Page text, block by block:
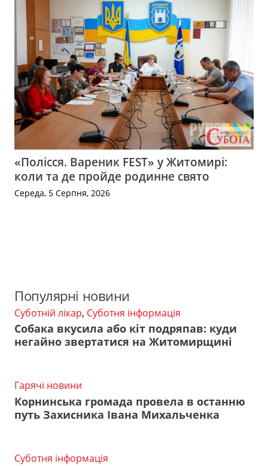
«Полісся. Вареник FEST» у Житомирі:
коли та де пройде родинне свято
Середа, 5 Серпня, 2026
Популярні новини
Суботній лікар, Суботня інформація
Собака вкусила або кіт подряпав: куди
негайно звертатися на Житомирщині
Гарячі новини
Корнинська громада провела в останню
путь Захисника Івана Михальченка
Суботня інформація